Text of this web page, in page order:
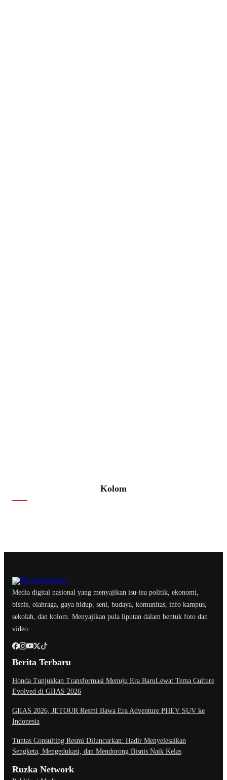
Kolom
Media digital nasional yang menyajikan isu-isu politik, ekonomi,
bisnis, olahraga, gaya hidup, seni, budaya, komunitas, info kampus,
sekolah, dan kolom. Menyajikan pula liputan dalam bentuk foto dan
video.
Berita Terbaru
Honda Tunjukkan Transformasi Menuju Era BaruLewat Tema Culture
Evolved di GIIAS 2026
GIIAS 2026, JETOUR Resmi Bawa Era Adventure PHEV SUV ke
Indonesia
Tuntas Consulting Resmi Diluncurkan: Hadir Menyelesaikan
Sengketa, Mengedukasi, dan Mendorong Bisnis Naik Kelas
Ruzka Network